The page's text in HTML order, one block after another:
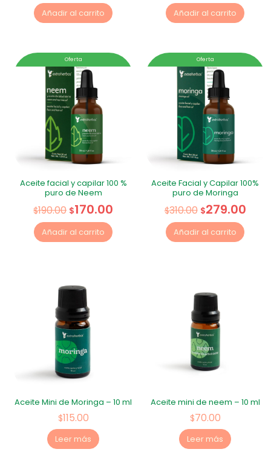
Añadir al carrito Añadir al carrito
Oferta
Aceite facial y capilar 100 %
puro de Neem
$190.00 $170.00
Añadir al carrito
Oferta
Aceite Facial y Capilar 100%
puro de Moringa
$310.00 $279.00
Añadir al carrito
Aceite Mini de Moringa – 10 ml
$115.00
Leer más
Aceite mini de neem – 10 ml
$70.00
Leer más